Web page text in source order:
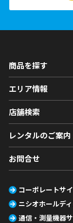
商品を探す
エリア情報
店舗検索
レンタルのご案内
お問合せ
コーポレートサ
ニシオホールデ
通信・測量機器